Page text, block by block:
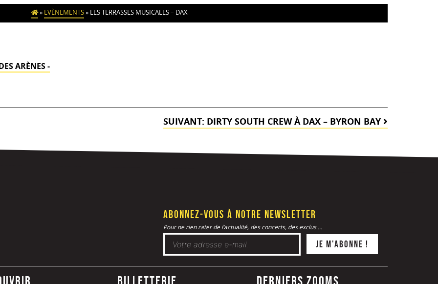
» EVÈNEMENTS» LES TERRASSES MUSICALES – DAX
ARÈNES -
SUIVANT: DIRTY SOUTH CREW À DAX – BYRON BAY
Abonnez-vous à notre newsletter
Pour ne rien rater de l’actualité, des concerts, des exclus ...
Billetterie Derniers zooms